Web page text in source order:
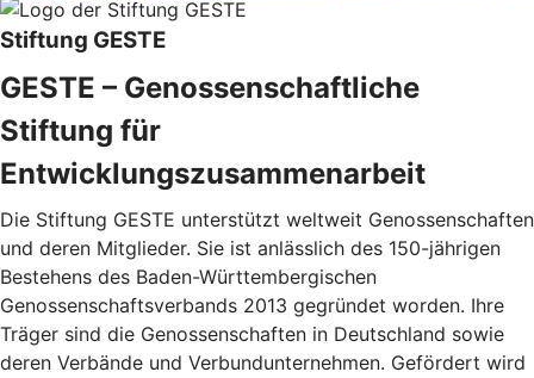
Stiftung GESTE
GESTE – Genossenschaftliche
Stiftung für
Entwicklungszusammenarbeit
Die Stiftung GESTE unterstützt weltweit Genossenschaften
und deren Mitglieder. Sie ist anlässlich des 150-jährigen
Bestehens des Baden-Württembergischen
Genossenschaftsverbands 2013 gegründet worden. Ihre
Träger sind die Genossenschaften in Deutschland sowie
deren Verbände und Verbundunternehmen. Gefördert wird